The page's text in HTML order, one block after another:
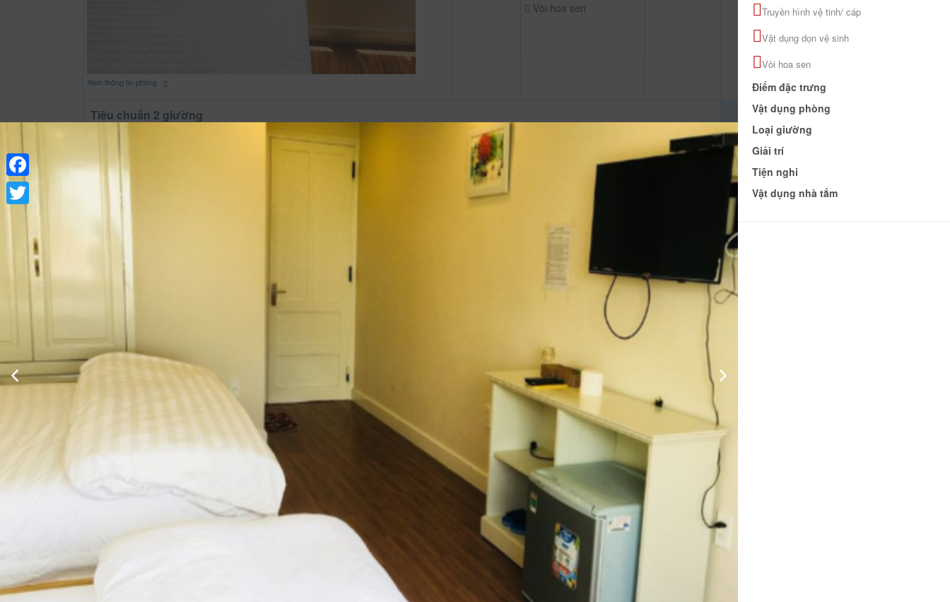
Xem thông tin phòng
Vòi hoa sen
Tiêu chuẩn 2 giường
Miễn phí wifi tất cả các
Truyền hình vệ tinh/ cáp
Vật dụng dọn vệ sinh
700.000 đ CHƯA KHAI BÁO PHÒNG
Thông Tin Chi Tiết Của CSLT Zili Home
CSLT Zili home tọa lạc tại 43 Phan Như Thạch, phường 1, thành phố Đà Lạt.
Sự sạch sẽ từ phòng ốc mới xây , vệ sinh rất kĩ đem lại cảm giác thoải mái yên tâm khi đi du lịch.
Giá cả thực sự rẻ so với 1 số nơi khác ( chỉ làm vì đam mê ) chỉ #200-
Nước suối , ủi đồ miễn phí ( sẽ tranh thủ nhất có thể để đáp ứng )
Mở cửa đón khách 24/24
Có sân vường và bếp bbq các bạn có thể sử dụng ( dọn dẹp sau khi dùng giúp mình nhé )
Dịch vụ cho thuê xe máy giá rẻ - giặt ủi sấy
Truyền hình vệ tinh/ cáp
Vật dụng dọn vệ sinh
Vòi hoa sen
Điểm đặc trưng
Vật dụng phòng
Loại giường
Giải trí
Tiện nghi
Vật dụng nhà tắm
Facebook